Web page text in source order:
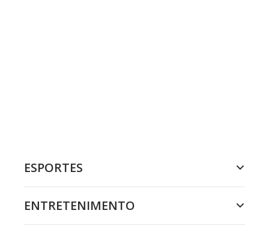
ESPORTES
ENTRETENIMENTO